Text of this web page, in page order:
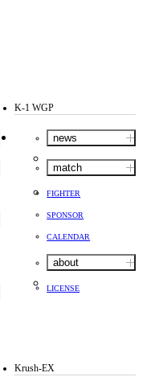
K-1 WGP
news
match
FIGHTER
SPONSOR
CALENDAR
about
LICENSE
Krush-EX